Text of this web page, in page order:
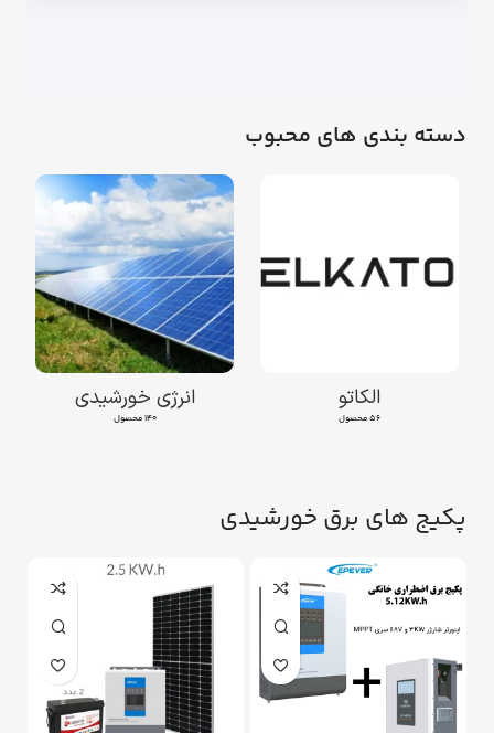
دسته بندی های محبوب
الکاتو
56 محصول
انرژی خورشیدی
140 محصول
پکیج های برق خورشیدی